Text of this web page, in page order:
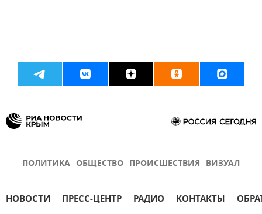
ПОЛИТИКА ОБЩЕСТВО ПРОИСШЕСТВИЯ ВИЗУАЛ
НОВОСТИ ПРЕСС-ЦЕНТР РАДИО КОНТАКТЫ